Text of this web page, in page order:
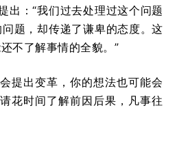
出：“我们过去处理过这个问题
题，却传递了谦卑的态度。这
不了解事情的全貌。”
提出变革，你的想法也可能会
花时间了解前因后果，凡事往